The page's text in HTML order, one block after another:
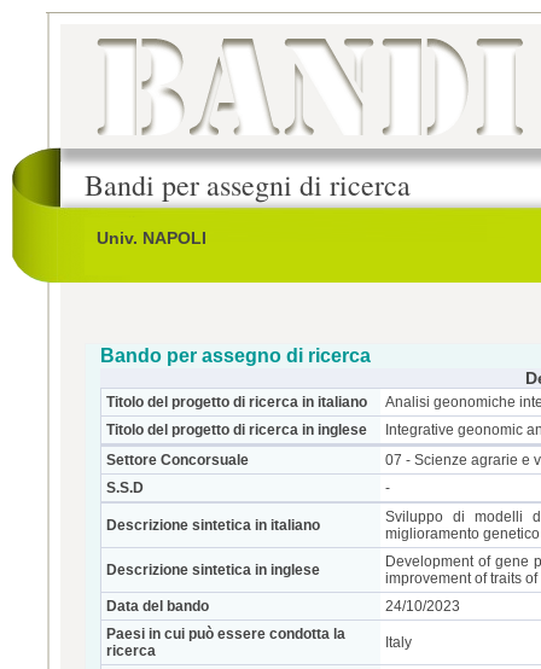
Bandi per assegni di ricerca
Univ. NAPOLI
Bando per assegno di ricerca
Titolo del progetto di ricerca in italiano
Analisi geonomiche
Titolo del progetto di ricerca in inglese
Integrative geonomic
Settore Concorsuale
07 - Scienze agrarie e
S.S.D
-
Descrizione sintetica in italiano
Sviluppo di modelli
miglioramento
Descrizione sintetica in inglese
Development of gene
improvement of traits
Data del bando
24/10/2023
Paesi in cui può essere condotta la
ricerca
Italy